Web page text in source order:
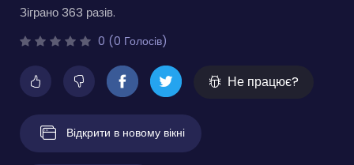
Зіграно 363 разів.
0 (0 Голосів)
Не працює?
Відкрити в новому вікні